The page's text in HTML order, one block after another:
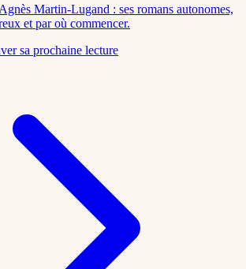
Martin-Lugand : ses romans autonomes,
et par où commencer.
sa prochaine lecture